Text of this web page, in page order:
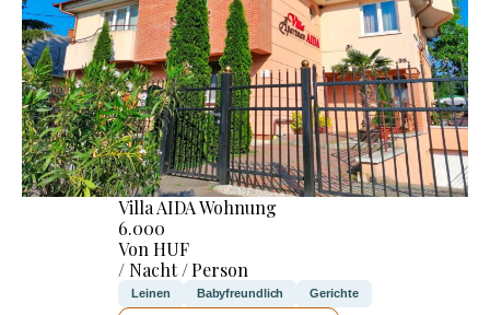
Villa AIDA Wohnung
6.000
Von HUF
/ Nacht / Person
Leinen Babyfreundlich Gerichte